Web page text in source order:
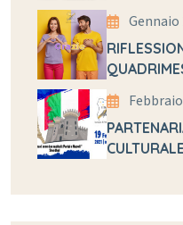
Gennaio
CULTURALE